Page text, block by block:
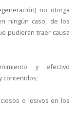
no otorga
ningún caso, de los
pudieran traer causa
y efectivo
contenidos;
o lesivos en los